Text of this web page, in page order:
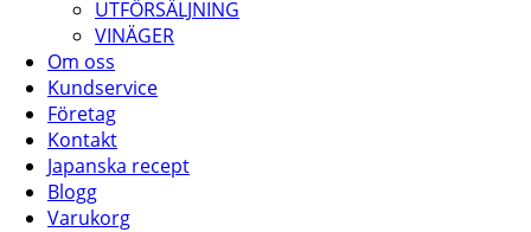
UTFÖRSÄLJNING
VINÄGER
Om oss
Kundservice
Företag
Kontakt
Japanska recept
Blogg
Varukorg